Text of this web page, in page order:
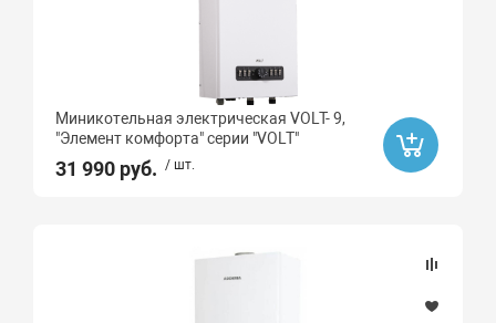
Миникотельная электрическая VOLT- 9,
"Элемент комфорта" серии "VOLT"
31 990 руб. / шт.